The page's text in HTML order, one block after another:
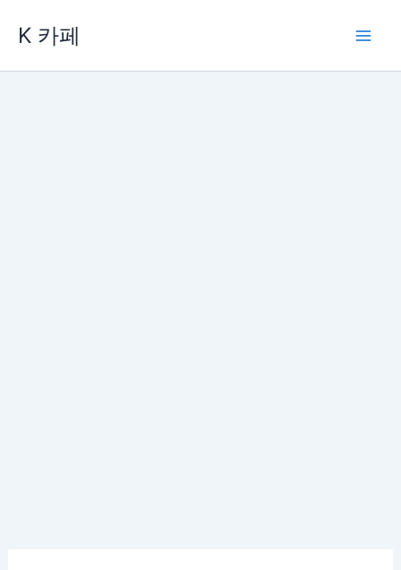
K 카페